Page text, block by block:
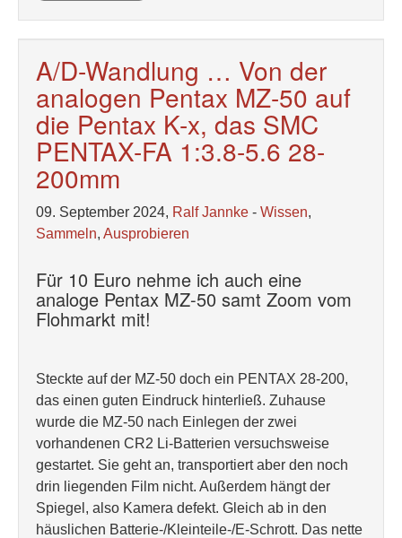
A/D-Wandlung … Von der
analogen Pentax MZ-50 auf
die Pentax K-x, das SMC
PENTAX-FA 1:3.8-5.6 28-
200mm
09. September 2024, Ralf Jannke - Wissen,
Sammeln, Ausprobieren
Für 10 Euro nehme ich auch eine
analoge Pentax MZ-50 samt Zoom vom
Flohmarkt mit!
Steckte auf der MZ-50 doch ein PENTAX 28-200,
das einen guten Eindruck hinterließ. Zuhause
wurde die MZ-50 nach Einlegen der zwei
vorhandenen CR2 Li-Batterien versuchsweise
gestartet. Sie geht an, transportiert aber den noch
drin liegenden Film nicht. Außerdem hängt der
Spiegel, also Kamera defekt. Gleich ab in den
häuslichen Batterie-/Kleinteile-/E-Schrott. Das nette